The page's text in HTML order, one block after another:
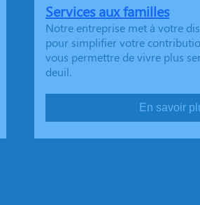
Services aux familles
Notre entreprise met à votre
pour simplifier votre
vous permettre de vivre plus
deuil.
En savoir